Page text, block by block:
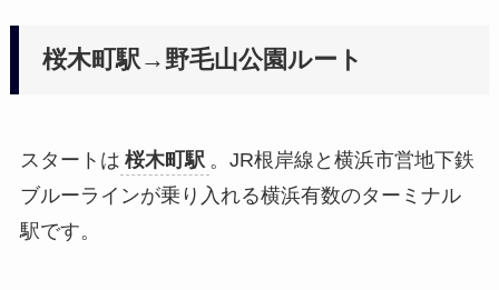
桜木町駅→野毛山公園ルート
スタートは 桜木町駅 。JR根岸線と横浜市営地下鉄
ブルーラインが乗り入れる横浜有数のターミナル
駅です。